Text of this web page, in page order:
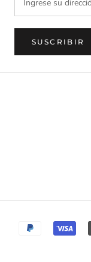
SUSCRIBIR